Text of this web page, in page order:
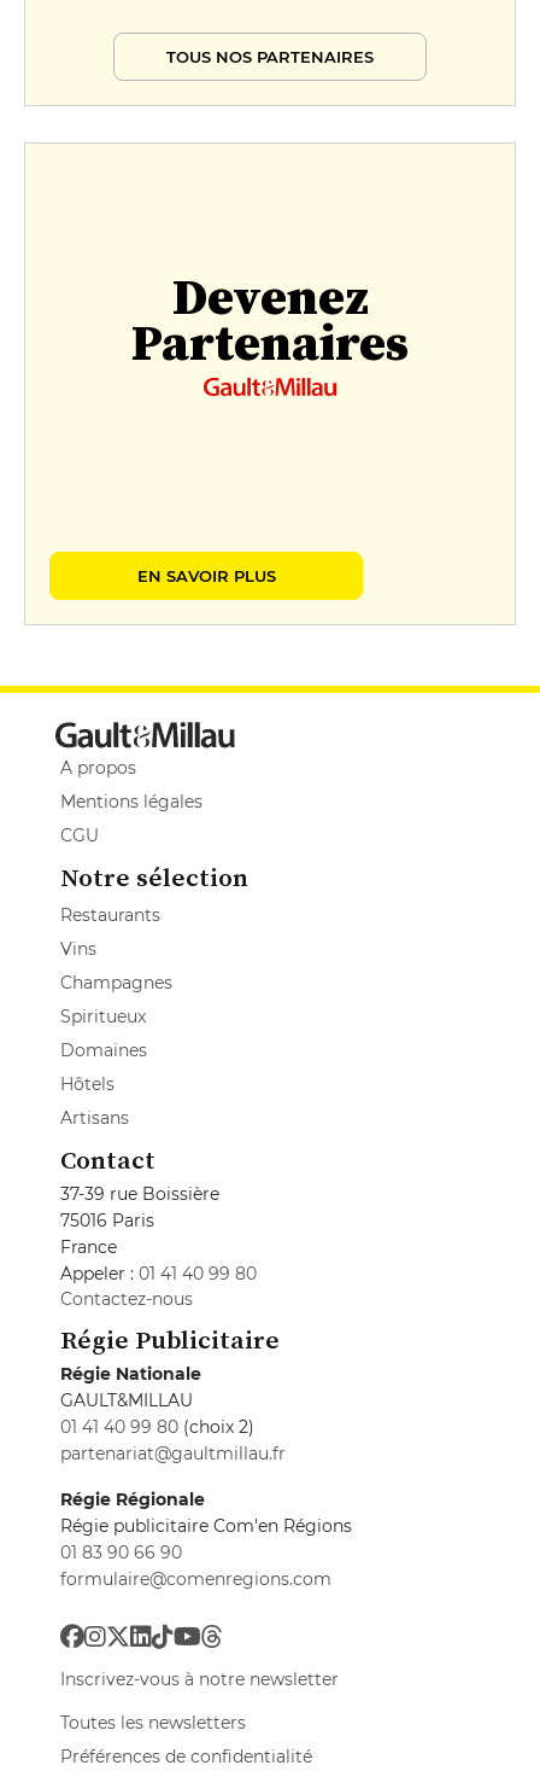
TOUS NOS PARTENAIRES
Devenez
Partenaires
EN SAVOIR PLUS
A propos
Mentions légales
CGU
Notre sélection
Restaurants
Vins
Champagnes
Spiritueux
Domaines
Hôtels
Artisans
Contact
37-39 rue Boissière
75016 Paris
France
Appeler : 01 41 40 99 80
Contactez-nous
Régie Publicitaire
Régie Nationale
GAULT&MILLAU
01 41 40 99 80 (choix 2)
partenariat@gaultmillau.fr
Régie Régionale
Régie publicitaire Com'en Régions
01 83 90 66 90
formulaire@comenregions.com
Inscrivez-vous à notre newsletter
Toutes les newsletters
Préférences de confidentialité